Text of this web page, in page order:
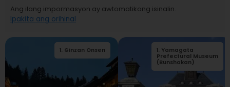
Ang ilang impormasyon ay awtomatikong isinalin.
Ipakita ang orihinal
1. Ginzan Onsen 2. Shirogane Park
1. Yamagata
Prefectural Museum
(Bunshokan)